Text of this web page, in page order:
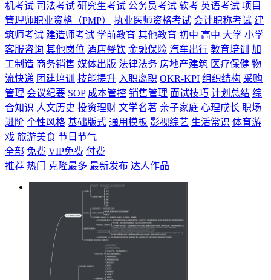
机考试 司法考试 研究生考试 公务员考试 软考 英语考试 项目
管理师职业资格（PMP）
执业医师资格考试 会计职称考试 建
筑师考试 建造师考试 学前教育 其他教育 初中 高中 大学 小学
客服咨询 其他岗位 酒店餐饮 金融保险 汽车出行 教育培训
加
工制造 商务销售 媒体出版 法律法务 房地产建筑 医疗保健 物
流快递 团建培训 技能提升 入职离职 OKR-KPI 组织结构 采购
管理 会议纪要 SOP 成本管控 销售管理 面试技巧 计划总结 综
合知识 人文历史 投资理财 文学名著 亲子家庭 心理成长 职场
进阶 个性风格 基础版式 通用模板 影视综艺 生活常识 体育游
戏 旅游美食 节日节气
全部 免费 VIP免费 付费
推荐 热门 克隆最多 最新发布 达人作品